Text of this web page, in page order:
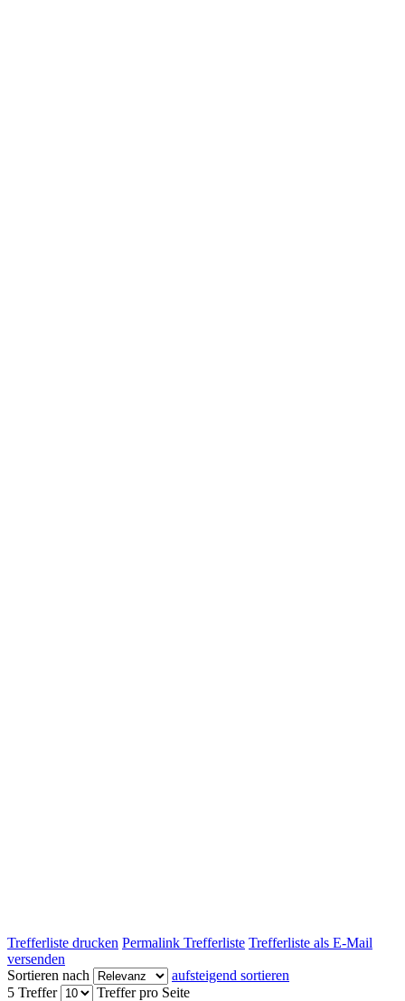
Trefferliste drucken Permalink Trefferliste Trefferliste als E-Mail
versenden
Sortieren nach
aufsteigend sortieren
5 Treffer
Treffer pro Seite